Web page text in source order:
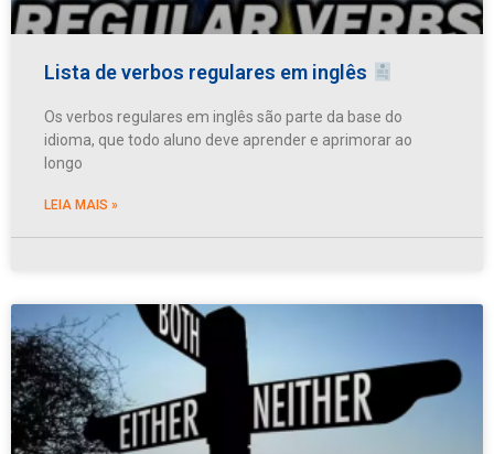
Lista de verbos regulares em inglês
Os verbos regulares em inglês são parte da base do
idioma, que todo aluno deve aprender e aprimorar ao
longo
LEIA MAIS »